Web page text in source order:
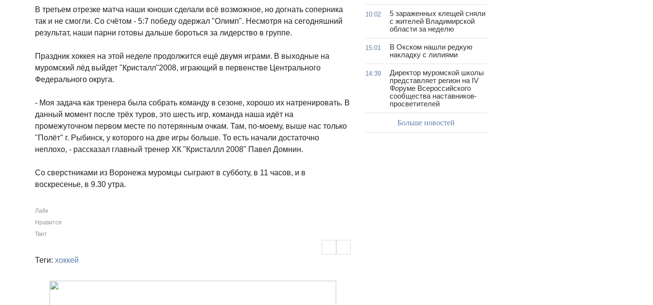
В третьем отрезке матча наши юноши сделали всё возможное, но догнать соперника
так и не смогли. Со счётом - 5:7 победу одержал "Олимп". Несмотря на сегодняшний
результат, наши парни готовы дальше бороться за лидерство в группе.
Праздник хоккея на этой неделе продолжится ещё двумя играми. В выходные на
муромский лёд выйдет "Кристалл"2008, играющий в первенстве Центрального
Федерального округа.
- Моя задача как тренера была собрать команду в сезоне, хорошо их натренировать. В
данный момент после трёх туров, это шесть игр, команда наша идёт на
промежуточном первом месте по потерянным очкам. Там, по-моему, выше нас только
"Полёт" г. Рыбинск, у которого на две игры больше. То есть начали достаточно
неплохо, - рассказал главный тренер ХК "Кристаллл 2008" Павел Домнин.
Со сверстниками из Воронежа муромцы сыграют в субботу, в 11 часов, и в
воскресенье, в 9.30 утра.
Лайк
Нравится
Твит
Теги: хоккей
10:02
5 зараженных клещей сняли
с жителей Владимирской
области за неделю
15:01
В Окском нашли редкую
накладку с лилиями
14:39
Директор муромской школы
представляет регион на IV
Форуме Всероссийского
сообщества наставников-
просветителей
Больше новостей